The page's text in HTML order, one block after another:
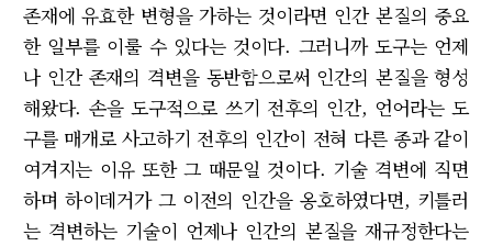
존재에 유효한 변형을 가하는 것이라면 인간 본질의 중요
한 일부를 이룰 수 있다는 것이다. 그러니까 도구는 언제
나 인간 존재의 격변을 동반함으로써 인간의 본질을 형성
해왔다. 손을 도구적으로 쓰기 전후의 인간, 언어라는 도
구를 매개로 사고하기 전후의 인간이 전혀 다른 종과 같이
여겨지는 이유 또한 그 때문일 것이다. 기술 격변에 직면
하며 하이데거가 그 이전의 인간을 옹호하였다면, 키틀러
는 격변하는 기술이 언제나 인간의 본질을 재규정한다는